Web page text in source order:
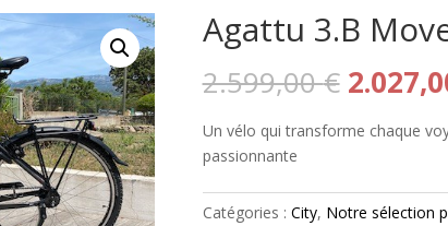
Agattu 3.B
2.599,00€ Le
prix
initial
Un vélo qui transforme chaque
passionnante
Catégories : City, Notre sélection